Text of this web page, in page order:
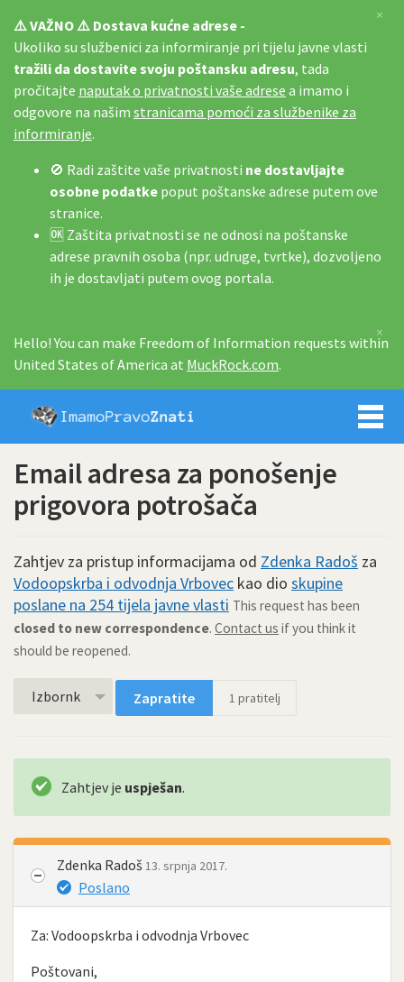
⚠️ VAŽNO ⚠️ Dostava kućne adrese -
Ukoliko su službenici za informiranje pri tijelu javne vlasti
tražili da dostavite svoju poštansku adresu, tada
pročitajte naputak o privatnosti vaše adrese a imamo i
odgovore na našim stranicama pomoći za službenike za
informiranje.
🚫 Radi zaštite vaše privatnosti ne dostavljajte
osobne podatke poput poštanske adrese putem ove
stranice.
🆗 Zaštita privatnosti se ne odnosi na poštanske
adrese pravnih osoba (npr. udruge, tvrtke), dozvoljeno
ih je dostavljati putem ovog portala.
×
Hello! You can make Freedom of Information requests within
United States of America at MuckRock.com.
×
Imamo
Email adresa za ponošenje
prigovora potrošača
Zahtjev za pristup informacijama od Zdenka Radoš za
Vodoopskrba i odvodnja Vrbovec kao dio skupine
poslane na 254 tijela javne vlasti This request has been
closed to new correspondence. Contact us if you think it
should be reopened.
Izbornk Zapratite 1 pratitelj
Zahtjev je uspješan.
Zdenka Radoš 13. srpnja 2017.
Poslano
Za: Vodoopskrba i odvodnja Vrbovec
Poštovani,